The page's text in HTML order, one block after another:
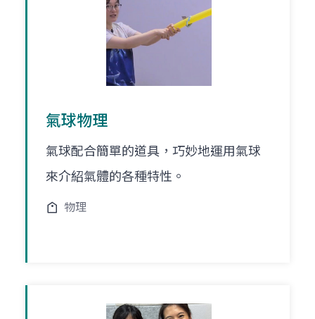
氣球物理
氣球配合簡單的道具，巧妙地運用氣球
來介紹氣體的各種特性。
物理